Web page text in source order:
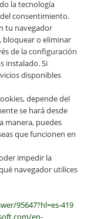
la tecnología
consentimiento.
tu navegador
bloquear o eliminar
de la configuración
instalado. Si
disponibles
depende del
se hará desde
manera, puedes
que funcionen en
impedir la
navegador utilices
95647?hl=es-419
en-